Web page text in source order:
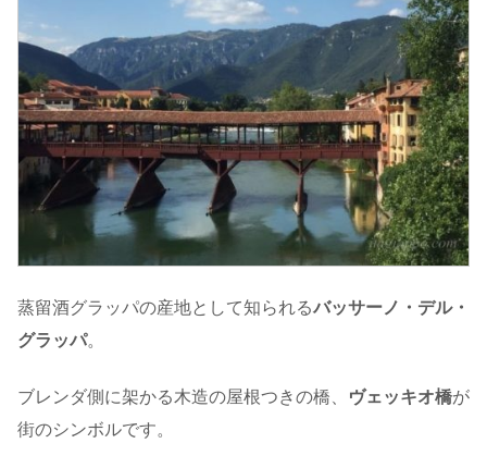
蒸留酒グラッパの産地として知られるバッサーノ・デル・
グラッパ。
ブレンダ側に架かる木造の屋根つきの橋、 ヴェッキオ橋が
街のシンボルです。